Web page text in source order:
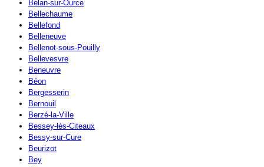
Belan-sur-Ource
Bellechaume
Bellefond
Belleneuve
Bellenot-sous-Pouilly
Bellevesvre
Beneuvre
Béon
Bergesserin
Bernouil
Berzé-la-Ville
Bessey-lès-Citeaux
Bessy-sur-Cure
Beurizot
Bey